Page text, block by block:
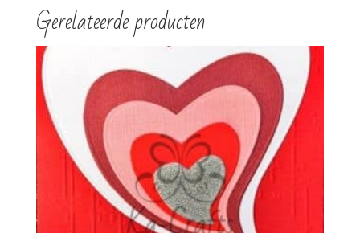
Gerelateerde producten